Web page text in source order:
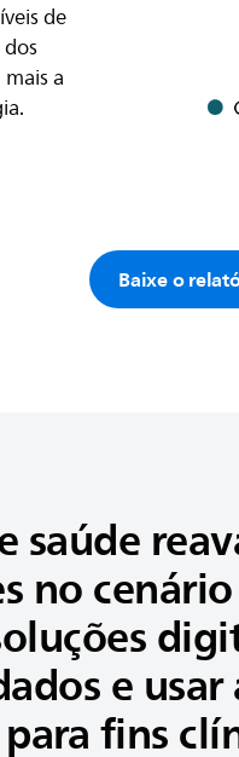
de
a
Baixe o
saúde
no
e usar
fins